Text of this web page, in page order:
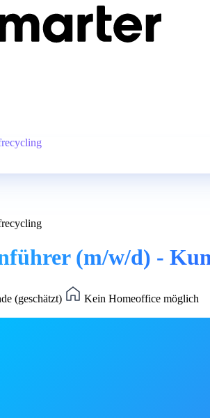
(m/w/d) -
(geschätzt)
Kein Homeoffice möglich